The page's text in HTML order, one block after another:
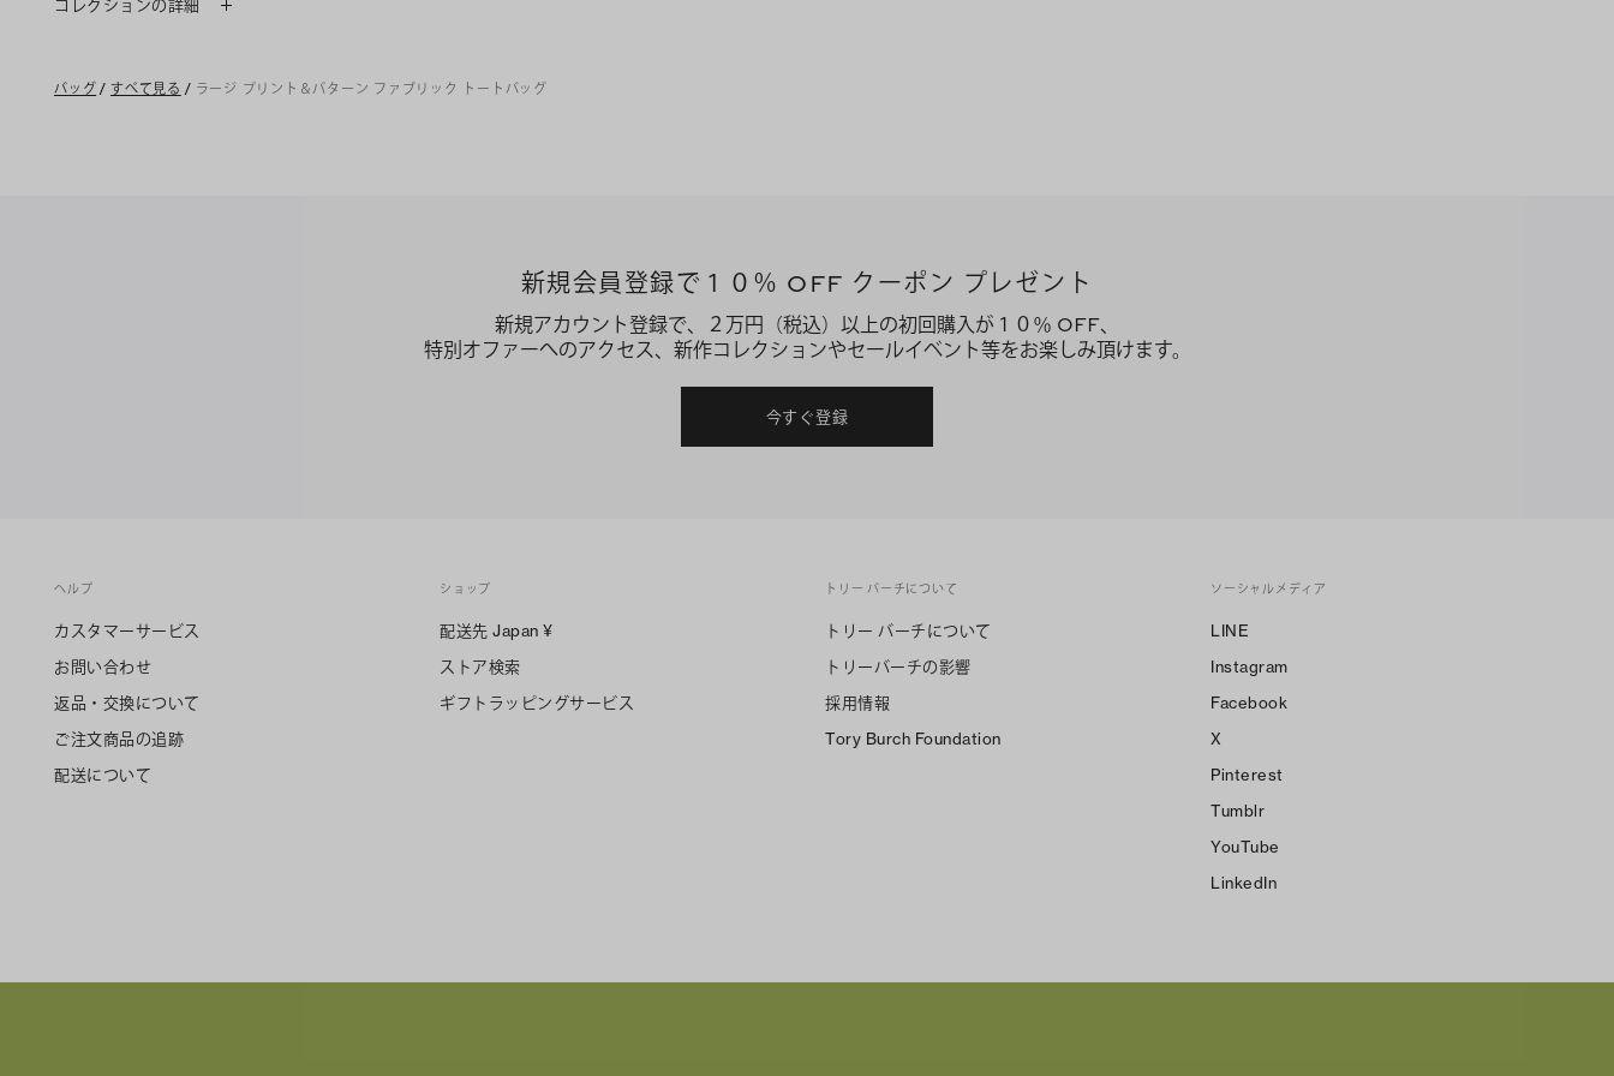
コレクションの詳細
バッグ / すべて見る / ラージ プリント＆パターン ファブリック トートバッグ
新規会員登録で１０％ OFF クーポン プレゼント
新規アカウント登録で、２万円（税込）以上の初回購入が１０％ OFF、
特別オファーへのアクセス、新作コレクションやセールイベント等をお楽しみ頂けます。
今すぐ登録
ヘルプ
カスタマーサービス
お問い合わせ
返品・交換について
ご注文商品の追跡
配送について
ショップ
配送先 Japan ¥
ストア検索
ギフトラッピングサービス
トリー バーチについて
トリー バーチについて
トリーバーチの影響
採用情報
Tory Burch Foundation
ソーシャルメディア
LINE
Instagram
Facebook
X
Pinterest
Tumblr
YouTube
LinkedIn